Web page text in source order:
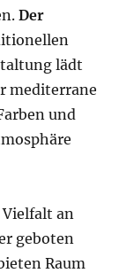
Der
lädt
mediterrane
und
an
geboten
Raum